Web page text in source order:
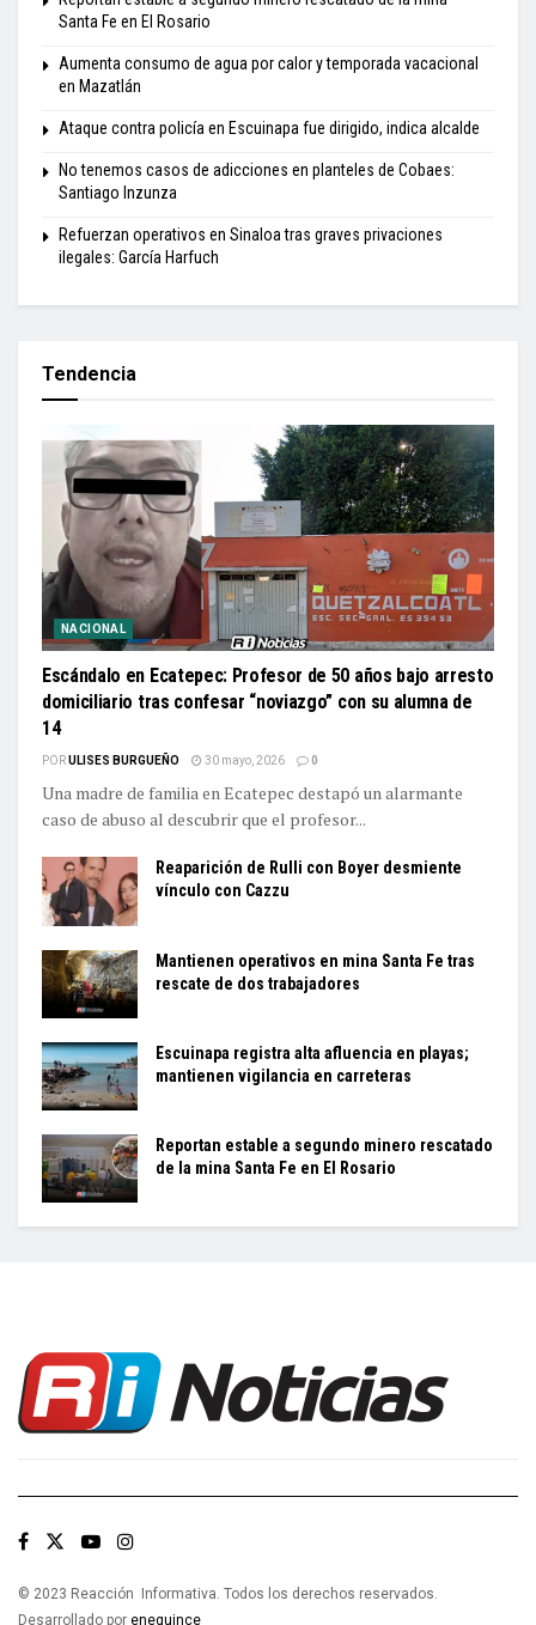
Santa Fe en El Rosario
Aumenta consumo de agua por calor y temporada vacacional
en Mazatlán
Ataque contra policía en Escuinapa fue dirigido, indica alcalde
No tenemos casos de adicciones en planteles de Cobaes:
Santiago Inzunza
Refuerzan operativos en Sinaloa tras graves privaciones
ilegales: García Harfuch
Tendencia
NACIONAL
Escándalo en Ecatepec: Profesor de 50 años bajo arresto
domiciliario tras confesar “noviazgo” con su alumna de
14
PORULISES BURGUEÑO 30 mayo, 2026 0
Una madre de familia en Ecatepec destapó un alarmante
caso de abuso al descubrir que el profesor...
Reaparición de Rulli con Boyer desmiente
vínculo con Cazzu
Mantienen operativos en mina Santa Fe tras
rescate de dos trabajadores
Escuinapa registra alta afluencia en playas;
mantienen vigilancia en carreteras
Reportan estable a segundo minero rescatado
de la mina Santa Fe en El Rosario
© 2023 Reacción Informativa. Todos los derechos reservados.
Desarrollado por enequince